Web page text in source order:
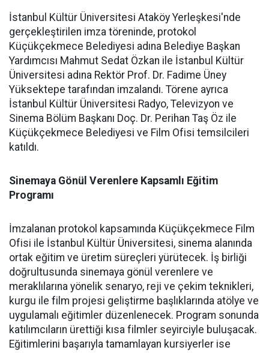
İstanbul Kültür Üniversitesi Ataköy Yerleşkesi'nde
gerçekleştirilen imza töreninde, protokol
Küçükçekmece Belediyesi adına Belediye Başkan
Yardımcısı Mahmut Sedat Özkan ile İstanbul Kültür
Üniversitesi adına Rektör Prof. Dr. Fadime Üney
Yüksektepe tarafından imzalandı. Törene ayrıca
İstanbul Kültür Üniversitesi Radyo, Televizyon ve
Sinema Bölüm Başkanı Doç. Dr. Perihan Taş Öz ile
Küçükçekmece Belediyesi ve Film Ofisi temsilcileri
katıldı.
Sinemaya Gönül Verenlere Kapsamlı Eğitim
Programı
İmzalanan protokol kapsamında Küçükçekmece Film
Ofisi ile İstanbul Kültür Üniversitesi, sinema alanında
ortak eğitim ve üretim süreçleri yürütecek. İş birliği
doğrultusunda sinemaya gönül verenlere ve
meraklılarına yönelik senaryo, reji ve çekim teknikleri,
kurgu ile film projesi geliştirme başlıklarında atölye ve
uygulamalı eğitimler düzenlenecek. Program sonunda
katılımcıların ürettiği kısa filmler seyirciyle buluşacak.
Eğitimlerini başarıyla tamamlayan kursiyerler ise